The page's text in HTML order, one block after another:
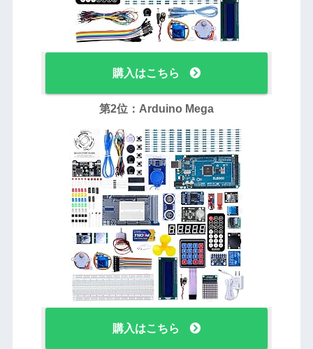
購入はこちら
第2位：Arduino Mega
購入はこちら